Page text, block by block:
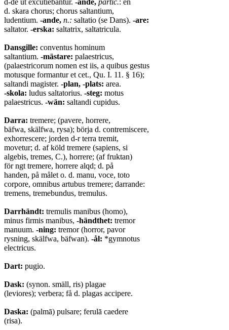
d-de ut excutiebantur. -ande, partic.: en
d. skara chorus; chorus saltantium,
ludentium. -ande, n.: saltatio (se Dans). -are:
saltator. -erska: saltatrix, saltatricula.
Dansgille: conventus hominum
saltantium. -mästare: palaestricus,
(palaestricorum nomen est iis, a quibus gestus
motusque formantur et cet., Qu. I. 11. § 16);
saltandi magister. -plan, -plats: area.
-skola: ludus saltatorius. -steg: motus
palaestricus. -wän: saltandi cupidus.
Darra: tremere; (pavere, horrere,
bäfwa, skälfwa, rysa); börja d. contremiscere,
exhorrescere; jorden d-r terra tremit,
movetur; d. af köld tremere (sapiens, si
algebis, tremes, C.), horrere; (af fruktan)
för ngt tremere, horrere alqd; d. på
handen, på målet o. d. manu, voce, toto
corpore, omnibus artubus tremere; darrande:
tremens, tremebundus, tremulus.
Darrhändt: tremulis manibus (homo),
minus firmis manibus, -händthet: tremor
manuum. -ning: tremor (horror, pavor
rysning, skälfwa, bäfwan). -ål: *gymnotus
electricus.
Dart: pugio.
Dask: (synon. smäll, ris) plagae
(leviores); verbera; få d. plagas accipere.
Daska: (palmā) pulsare; ferulā caedere
(risa).